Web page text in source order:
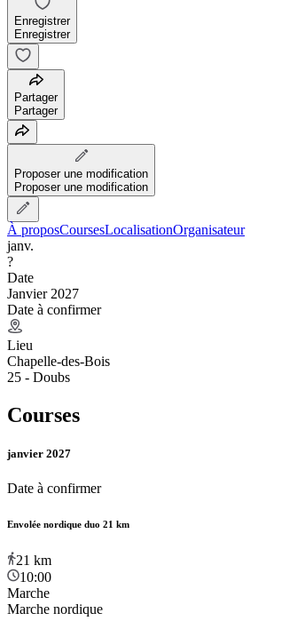
Enregistrer
Enregistrer
Partager
Partager
Proposer une modification
Proposer une modification
À proposCoursesLocalisationOrganisateur
janv.
?
Date
Janvier 2027
Date à confirmer
Lieu
Chapelle-des-Bois
25 - Doubs
Courses
janvier 2027
Date à confirmer
Envolée nordique duo 21 km
21 km
10:00
Marche
Marche nordique